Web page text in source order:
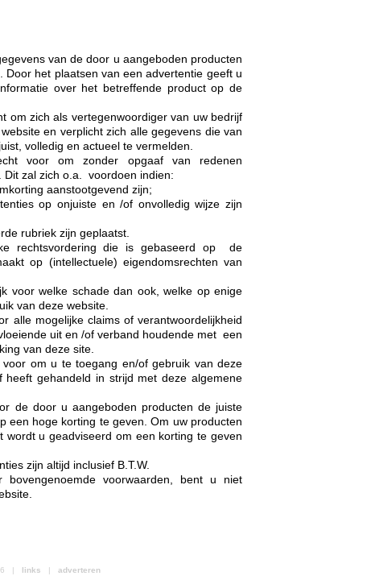
van de door u aangeboden producten
het plaatsen van een advertentie geeft u
over het betreffende product op de
om zich als vertegenwoordiger van uw bedrijf
en verplicht zich alle gegevens die van
volledig en actueel te vermelden.
voor om zonder opgaaf van redenen
Dit zal zich o.a. voordoen indien:
aanstootgevend zijn;
op onjuiste en /of onvolledig wijze zijn
rubriek zijn geplaatst.
rechtsvordering die is gebaseerd op de
op (intellectuele) eigendomsrechten van
voor welke schade dan ook, welke op enige
van deze website.
alle mogelijke claims of verantwoordelijkheid
uit en /of verband houdende met een
van deze site.
om u te toegang en/of gebruik van deze
gehandeld in strijd met deze algemene
de door u aangeboden producten de juiste
een hoge korting te geven. Om uw producten
u geadviseerd om een korting te geven
zijn altijd inclusief B.T.W.
voorwaarden, bent u niet
| links | adverteren